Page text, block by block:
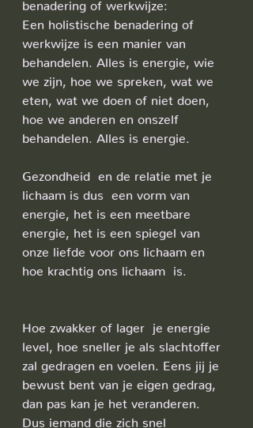
benadering of werkwijze:
Een holistische benadering of
werkwijze is een manier van
behandelen. Alles is energie, wie
we zijn, hoe we spreken, wat we
eten, wat we doen of niet doen,
hoe we anderen en onszelf
behandelen. Alles is energie.
Gezondheid  en de relatie met je
lichaam is dus  een vorm van
energie, het is een meetbare
energie, het is een spiegel van
onze liefde voor ons lichaam en
hoe krachtig ons lichaam  is.
Hoe zwakker of lager  je energie
level, hoe sneller je als slachtoffer
zal gedragen en voelen. Eens jij je
bewust bent van je eigen gedrag,
dan pas kan je het veranderen.
Dus iemand die zich snel